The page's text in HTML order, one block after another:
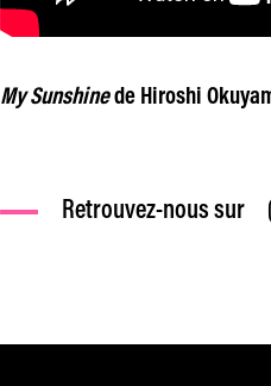
My Sunshinede Hiroshi
Retrouvez-nous sur